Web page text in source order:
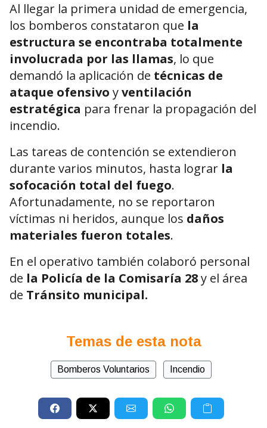
Al llegar la primera unidad de emergencia,
los bomberos constataron que la
estructura se encontraba totalmente
involucrada por las llamas, lo que
demandó la aplicación de técnicas de
ataque ofensivo yventilación
estratégica para frenar la propagación del
incendio.
Las tareas de contención se extendieron
durante varios minutos, hasta lograr la
sofocación total del fuego.
Afortunadamente, no se reportaron
víctimas ni heridos, aunque los daños
materiales fueron totales.
En el operativo también colaboró personal
de la Policía de la Comisaría 28y el área
de Tránsito municipal.
Temas de esta nota
Bomberos Voluntarios Incendio